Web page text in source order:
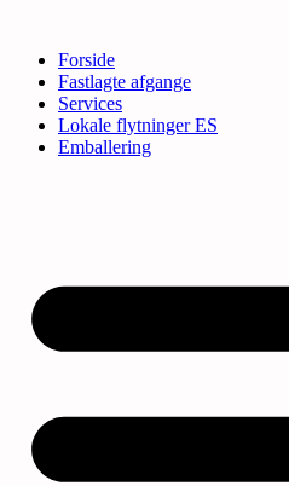
Forside
Fastlagte afgange
Services
Lokale flytninger ES
Emballering